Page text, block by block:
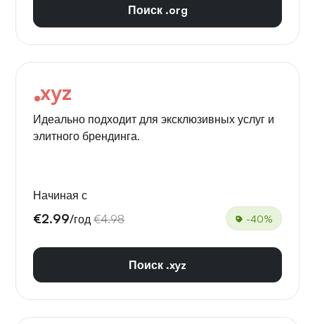
Поиск .org
xyz
Идеально подходит для эксклюзивных услуг и
элитного брендинга.
Начиная с
€2.99/год €4.98 -40%
Поиск .xyz